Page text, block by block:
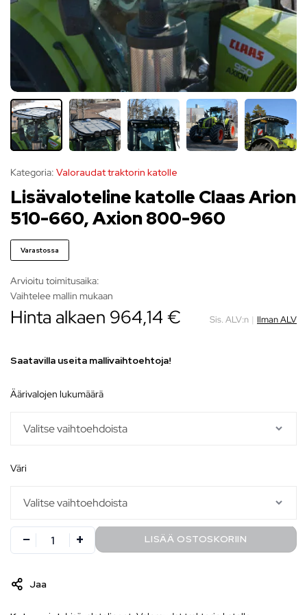
Kategoria: Valoraudat traktorin katolle
Lisävaloteline katolle Claas Arion
510-660, Axion 800-960
Varastossa
Arvioitu toimitusaika:
Vaihtelee mallin mukaan
Hinta alkaen 964,14€ Sis. ALV:n | Ilman ALV
Saatavilla useita mallivaihtoehtoja!
äärivalojen lukumäärä
väri
LISÄÄ OSTOSKORIIN
Jaa